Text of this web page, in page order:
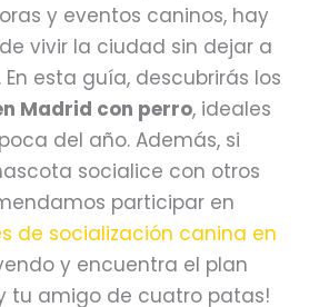
y eventos caninos, hay
vivir la ciudad sin dejar a
esta guía, descubrirás los
Madrid con perro, ideales
del año. Además, si
socialice con otros
participar en
de socialización canina en
y encuentra el plan
tu amigo de cuatro patas!